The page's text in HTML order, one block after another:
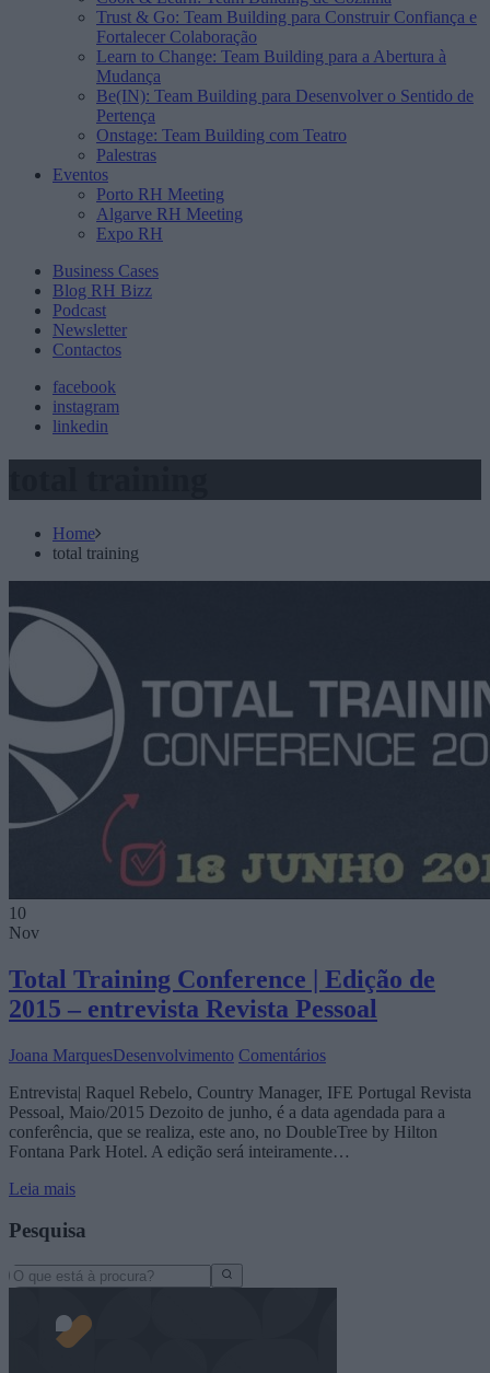
Trust & Go: Team Building para Construir Confiança e
Fortalecer Colaboração
Learn to Change: Team Building para a Abertura à
Mudança
Be(IN): Team Building para Desenvolver o Sentido de
Pertença
Onstage: Team Building com Teatro
Palestras
Eventos
Porto RH Meeting
Algarve RH Meeting
Expo RH
Business Cases
Blog RH Bizz
Podcast
Newsletter
Contactos
facebook
instagram
linkedin
Home
total training
10
Nov
Total Training Conference | Edição de
2015 – entrevista Revista Pessoal
Joana MarquesDesenvolvimento Comentários
Entrevista| Raquel Rebelo, Country Manager, IFE Portugal Revista
Pessoal, Maio/2015 Dezoito de junho, é a data agendada para a
conferência, que se realiza, este ano, no DoubleTree by Hilton
Fontana Park Hotel. A edição será inteiramente…
Leia mais
Pesquisa
Search